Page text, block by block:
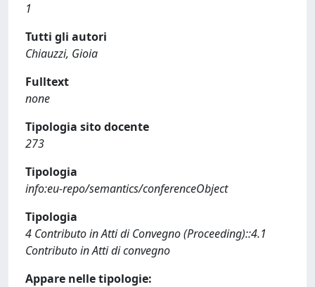
1
Tutti gli autori
Chiauzzi, Gioia
Fulltext
none
Tipologia sito docente
273
Tipologia
info:eu-repo/semantics/conferenceObject
Tipologia
4 Contributo in Atti di Convegno (Proceeding)::4.1
Contributo in Atti di convegno
Appare nelle tipologie: